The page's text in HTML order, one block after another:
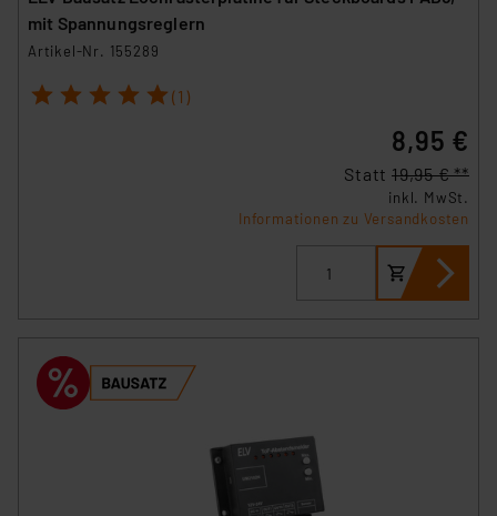
mit Spannungsreglern
Artikel-Nr. 155289
1 2 3 4 5 (1)
8,95 €
Statt 19,95 € **
inkl. MwSt.
Informationen zu Versandkosten